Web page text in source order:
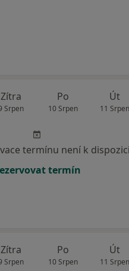
Zítra
Srpen
Po
10 Srpen
Út
11 Srpen
termínu není k dispozici
termín
Zítra
Srpen
Po
10 Srpen
Út
11 Srpen